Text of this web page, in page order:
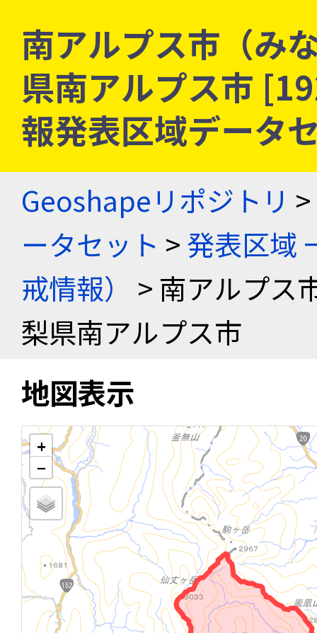
南アルプス市（み
県南アルプス市
報発表区域データ
Geoshapeリポジトリ >
ータセット >発表区域
戒情報）
> 南アルプス
梨県南アルプス市
地図表示
+
−